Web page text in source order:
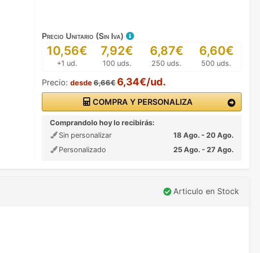
Precio Unitario (Sin Iva)
10,56€
+1 ud.
7,92€
100 uds.
6,87€
250 uds.
6,60€
500 uds.
Precio: desde 6,66€ 6,34€/ud.
COMPRA Y PERSONALIZA
Comprandolo hoy lo recibirás:
Sin personalizar
18 Ago. - 20 Ago.
Personalizado
25 Ago. - 27 Ago.
Articulo en Stock